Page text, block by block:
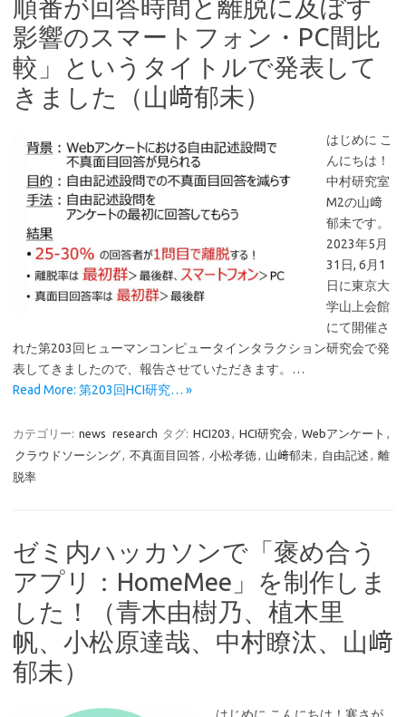
順番が回答時間と離脱に及ぼす
影響のスマートフォン・PC間比
較」というタイトルで発表して
きました（山﨑郁未）
はじめに こ
んにちは！
中村研究室
M2の山﨑
郁未です。
2023年5月
31日, 6月1
日に東京大
学山上会館
にて開催さ
れた第203回ヒューマンコンピュータインタラクション研究会で発
表してきましたので、報告させていただきます。…
Read More: 第203回HCI研究… »
カテゴリー: news research タグ: HCI203 , HCI研究会 , Webアンケート ,
クラウドソーシング, 不真面目回答, 小松孝徳, 山﨑郁未, 自由記述 , 離
脱率
ゼミ内ハッカソンで「褒め合う
アプリ：HomeMee」を制作しま
した！（青木由樹乃、植木里
帆、小松原達哉、中村瞭汰、山﨑
郁未）